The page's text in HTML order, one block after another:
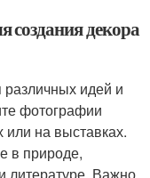
создания декора
идей и
фотографии
или на выставках.
в природе,